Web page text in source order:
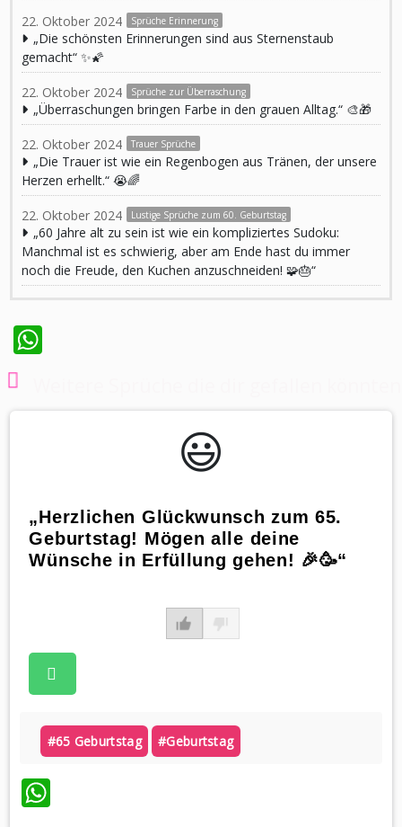
22. Oktober 2024 Sprüche Erinnerung
„Die schönsten Erinnerungen sind aus Sternenstaub
gemacht“ ✨🌠
22. Oktober 2024 Sprüche zur Überraschung
„Überraschungen bringen Farbe in den grauen Alltag.“ 🎨🎁
22. Oktober 2024 Trauer Sprüche
„Die Trauer ist wie ein Regenbogen aus Tränen, der unsere
Herzen erhellt.“ 😭🌈
22. Oktober 2024 Lustige Sprüche zum 60. Geburtstag
„60 Jahre alt zu sein ist wie ein kompliziertes Sudoku:
Manchmal ist es schwierig, aber am Ende hast du immer
noch die Freude, den Kuchen anzuschneiden! 🧩🎂“
😃️
„Herzlichen Glückwunsch zum 65.
Geburtstag! Mögen alle deine
Wünsche in Erfüllung gehen! 🎉🥳“
#65 Geburtstag #geburtstag
WhatsApp